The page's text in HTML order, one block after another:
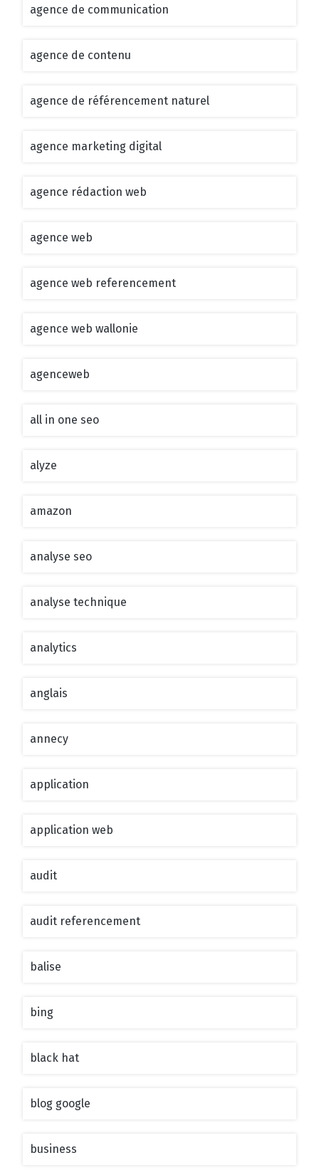
agence de communication
agence de contenu
agence de référencement naturel
agence marketing digital
agence rédaction web
agence web
agence web referencement
agence web wallonie
agenceweb
all in one seo
alyze
amazon
analyse seo
analyse technique
analytics
anglais
annecy
application
application web
audit
audit referencement
balise
bing
black hat
blog google
business